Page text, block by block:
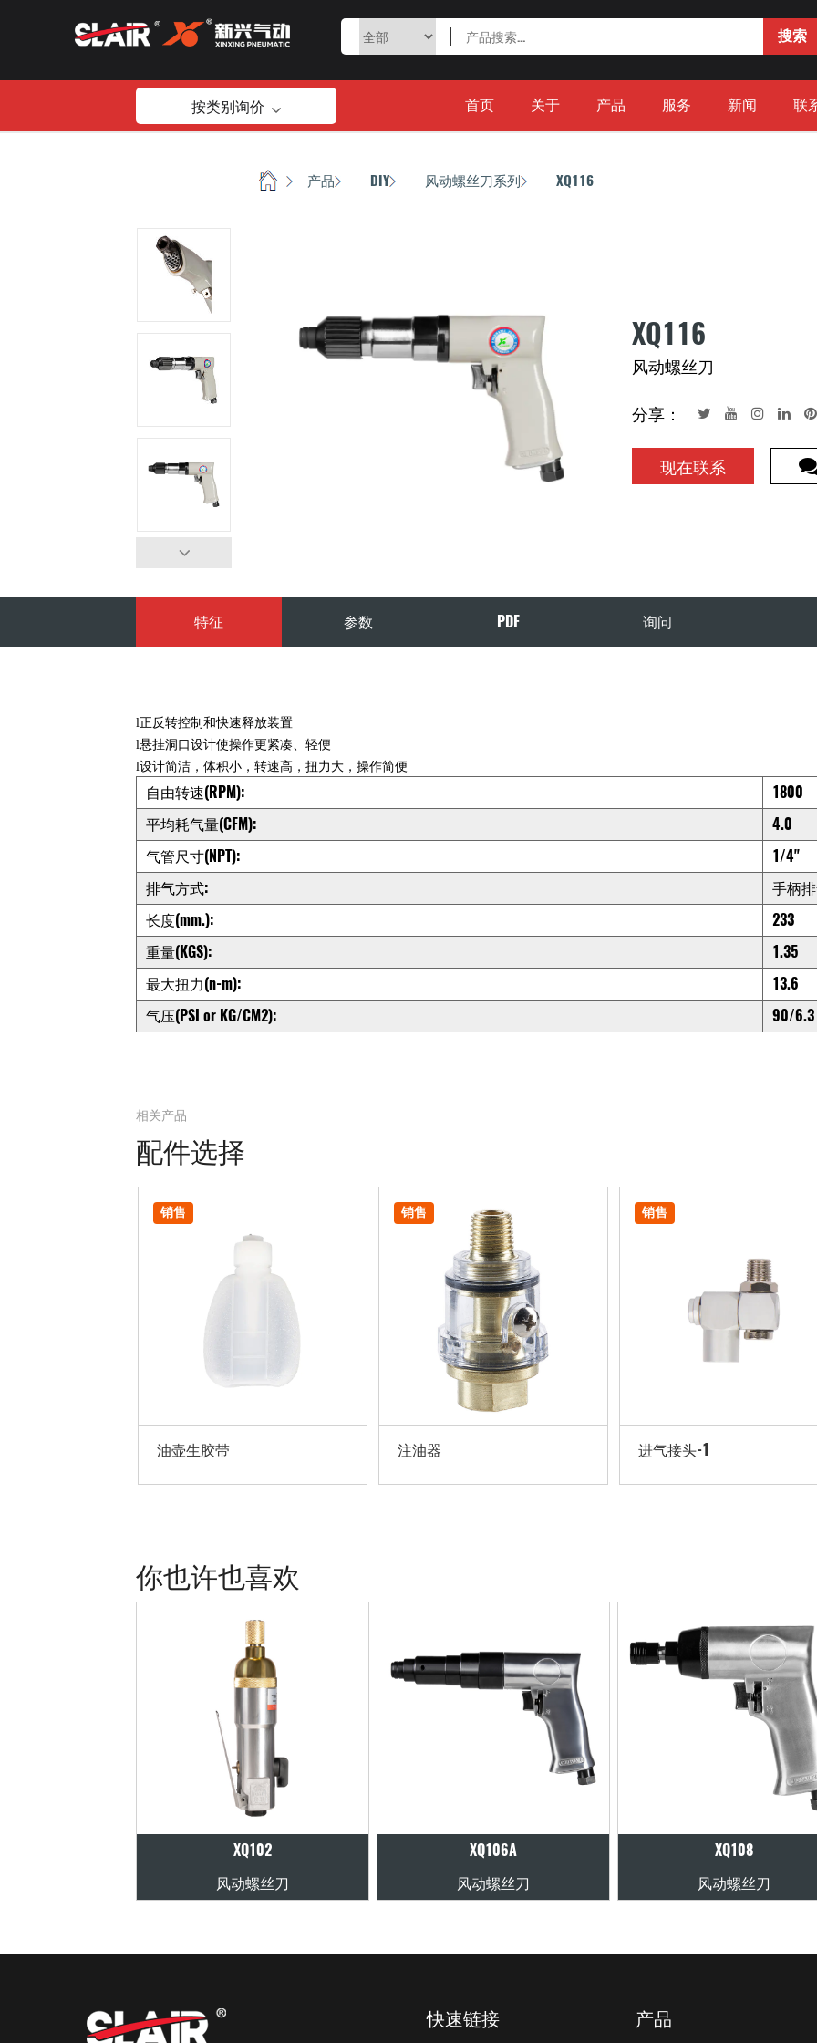
按类别询价 首页 关于 产品 服务 新闻 联
首页 / 产品 DIY 风动螺丝刀系列 XQ116
XQ116
风动螺丝刀
分享：
现在联系
特征 参数 PDF 询问
l正反转控制和快速释放装置
l悬挂洞口设计使操作更紧凑、轻便
l设计简洁，体积小，转速高，扭力大，操作简便
自由转速(RPM):
1800
平均耗气量(CFM):
4.0
气管尺寸(NPT):
1/4"
排气方式:
手柄
长度(mm.):
233
重量(KGS):
1.35
最大扭力(n-m):
13.6
气压(PSI or KG/CM2):
90/6.3
相关产品
配件选择
油壶生胶带 注油器 进气接头-1
你也许也喜欢
XQ102
风动螺丝刀
XQ106A
风动螺丝刀
XQ108
风动螺丝刀
快速链接 产品